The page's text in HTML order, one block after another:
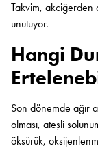
Takvim, akciğerden
unutuyor.
Hangi
Son dönemde ağır
olması, ateşli
öksürük,